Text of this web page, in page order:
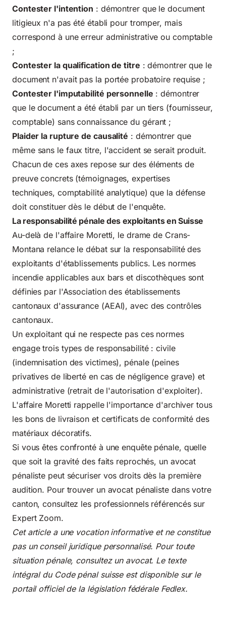
Contester l'intention : démontrer que le document
litigieux n'a pas été établi pour tromper, mais
correspond à une erreur administrative ou comptable
;
Contester la qualification de titre : démontrer que le
document n'avait pas la portée probatoire requise ;
Contester l'imputabilité personnelle : démontrer
que le document a été établi par un tiers (fournisseur,
comptable) sans connaissance du gérant ;
Plaider la rupture de causalité : démontrer que
même sans le faux titre, l'accident se serait produit.
Chacun de ces axes repose sur des éléments de
preuve concrets (témoignages, expertises
techniques, comptabilité analytique) que la défense
doit constituer dès le début de l'enquête.
La responsabilité pénale des exploitants en Suisse
Au-delà de l'affaire Moretti, le drame de Crans-
Montana relance le débat sur la responsabilité des
exploitants d'établissements publics. Les normes
incendie applicables aux bars et discothèques sont
définies par l'Association des établissements
cantonaux d'assurance (AEAI), avec des contrôles
cantonaux.
Un exploitant qui ne respecte pas ces normes
engage trois types de responsabilité : civile
(indemnisation des victimes), pénale (peines
privatives de liberté en cas de négligence grave) et
administrative (retrait de l'autorisation d'exploiter).
L'affaire Moretti rappelle l'importance d'archiver tous
les bons de livraison et certificats de conformité des
matériaux décoratifs.
Si vous êtes confronté à une enquête pénale, quelle
que soit la gravité des faits reprochés, un avocat
pénaliste peut sécuriser vos droits dès la première
audition. Pour trouver un avocat pénaliste dans votre
canton, consultez les professionnels référencés sur
Expert Zoom.
Cet article a une vocation informative et ne constitue
pas un conseil juridique personnalisé. Pour toute
situation pénale, consultez un avocat. Le texte
intégral du Code pénal suisse est disponible sur le
portail officiel de la législation fédérale Fedlex.